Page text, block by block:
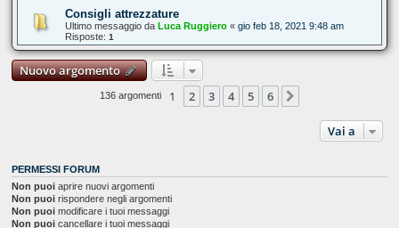
Consigli attrezzature
Ultimo messaggio da Luca Ruggiero « gio feb 18, 2021 9:48 am
Risposte: 1
Nuovo argomento
136 argomenti 1 2 3 4 5 6
Vai a
PERMESSI FORUM
Non puoi aprire nuovi argomenti
Non puoi rispondere negli argomenti
Non puoi modificare i tuoi messaggi
Non puoi cancellare i tuoi messaggi